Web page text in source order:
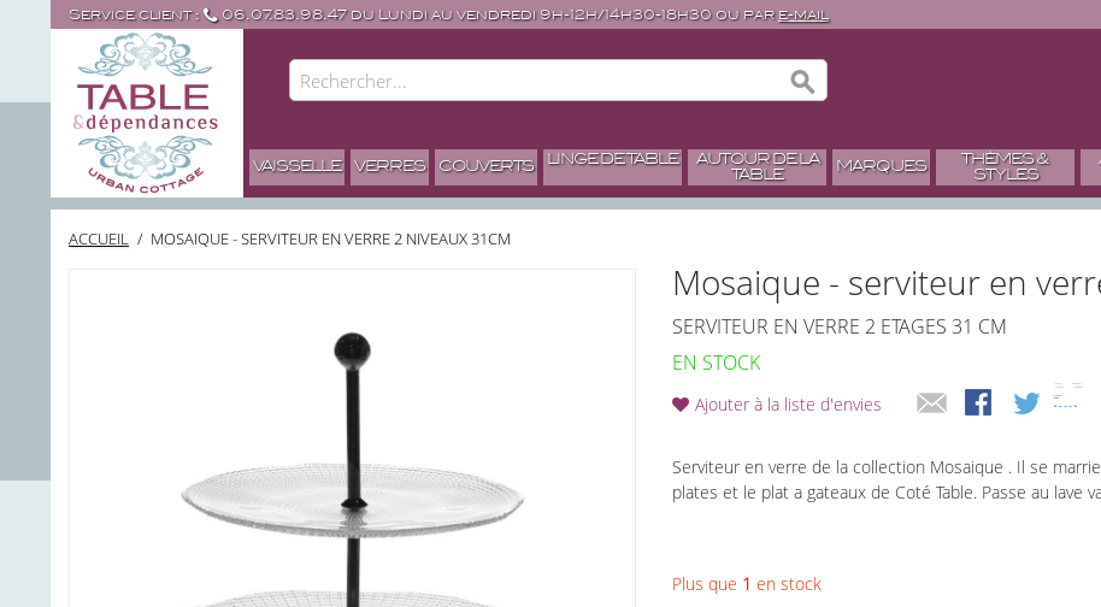
Service client : 06.07.83.98.47 du Lundi au vendredi 9h-12h/14h30-18h30 ou par e-mail
VAISSELLE VERRES COUVERTS LINGE DE TABLE
AUTOUR DE LA
TABLE
MARQUES
THÈMES &
STYLES
ACCUEIL / MOSAIQUE - SERVITEUR EN VERRE 2 NIVEAUX 31CM
Mosaique - serviteur en
SERVITEUR EN VERRE 2 ETAGES 31 CM
EN STOCK
Ajouter à la liste d'envies
Serviteur en verre de la collection Mosaique . Il se
plates et le plat a gateaux de Coté Table. Passe au lave
Plus que 1 en stock